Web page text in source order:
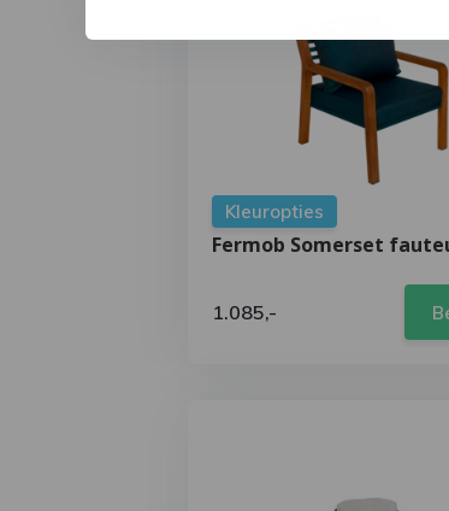
Kleuropties
Fermob Somerset
1.085,-